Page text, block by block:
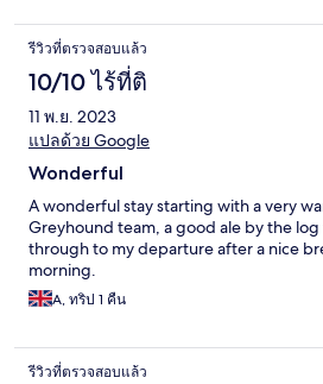
รีวิวที่ตรวจสอบแล้ว
10/10 ไร้ที่ติ
11 พ.ย. 2023
แปลด้วย Google
Wonderful
A wonderful stay starting with a very
Greyhound team, a good ale by the
through to my departure after a nice
morning.
A, ทริป 1 คืน
รีวิวที่ตรวจสอบแล้ว